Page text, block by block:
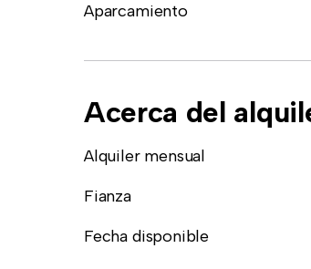
Aparcamiento
Acerca del
Alquiler mensual
Fianza
Fecha disponible